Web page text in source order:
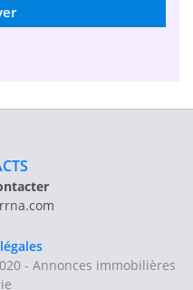
- Annonces immobilières